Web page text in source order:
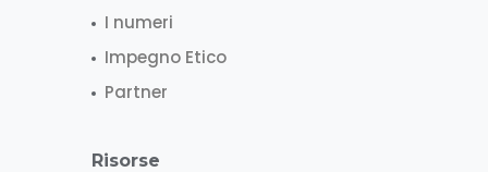
I numeri
Impegno Etico
Partner
Risorse